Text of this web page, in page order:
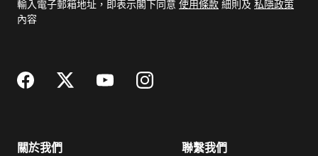
郵
輸入電子郵箱地址，即表示閣下同意 使用條款 細則及 私隱政策
內容
關於我們 聯繫我們